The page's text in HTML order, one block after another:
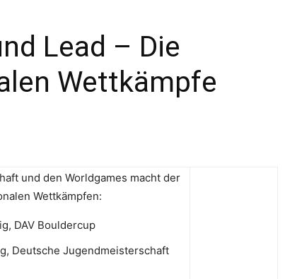
Lead – Die
Wettkämpfe
und den Worldgames macht der
Wettkämpfen:
DAV Bouldercup
Deutsche Jugendmeisterschaft